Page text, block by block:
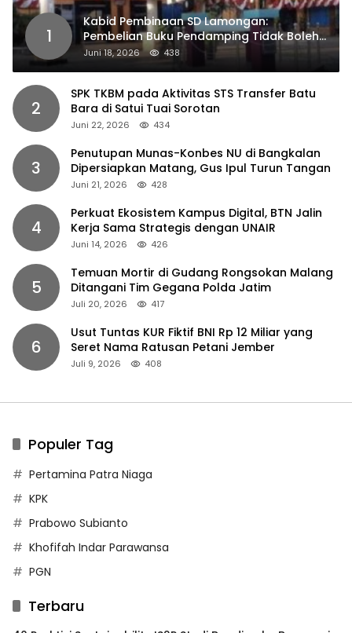
1
Kabid Pembinaan SD Lamongan:
Pembelian Buku Pendamping Tidak Boleh
Dipaksakan
Juni 18, 2026 438
2
SPK TKBM pada Aktivitas STS Transfer Batu
Bara di Satui Tuai Sorotan
Juni 22, 2026 434
3
Penutupan Munas-Konbes NU di Bangkalan
Dipersiapkan Matang, Gus Ipul Turun Tangan
Juni 21, 2026 428
4
Perkuat Ekosistem Kampus Digital, BTN Jalin
Kerja Sama Strategis dengan UNAIR
Juni 14, 2026 426
5
Temuan Mortir di Gudang Rongsokan Malang
Ditangani Tim Gegana Polda Jatim
Juli 20, 2026 417
6
Usut Tuntas KUR Fiktif BNI Rp 12 Miliar yang
Seret Nama Ratusan Petani Jember
Juli 9, 2026 408
Populer Tag
Pertamina Patra Niaga
KPK
Prabowo Subianto
Khofifah Indar Parawansa
PGN
Terbaru